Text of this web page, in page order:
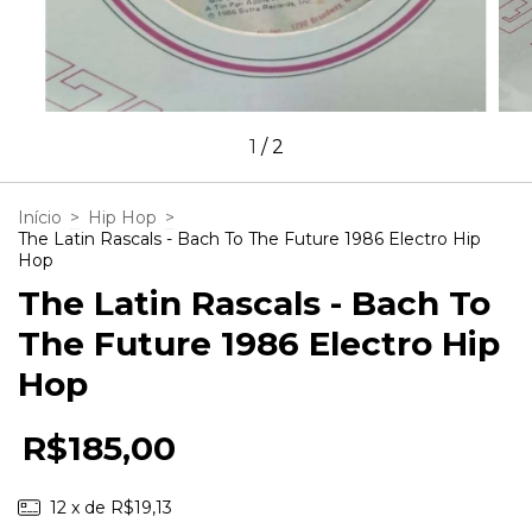
1 /2
Início > Hip Hop >
The Latin Rascals - Bach To The Future 1986 Electro Hip
Hop
The Latin Rascals - Bach To
The Future 1986 Electro Hip
Hop
R$185,00
12 x de R$19,13